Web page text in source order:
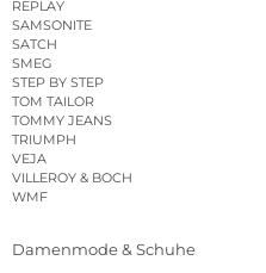
REPLAY
SAMSONITE
SATCH
SMEG
STEP BY STEP
TOM TAILOR
TOMMY JEANS
TRIUMPH
VEJA
VILLEROY & BOCH
WMF
Damenmode & Schuhe